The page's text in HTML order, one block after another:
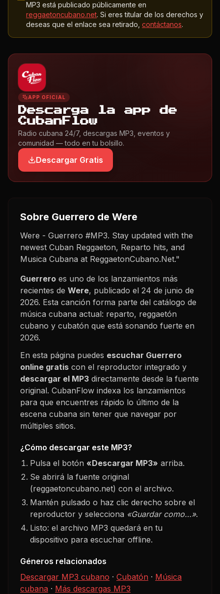
MP3 está publicado públicamente en
reggaetoncubano.net. Si eres titular de los derechos y
deseas que el enlace sea retirado, contáctanos.
APP OFICIAL
Descarga la app de
CubanFlow
Radio cubana 24/7, descargas MP3, eventos y
comunidad — todo en tu bolsillo.
Descargar Gratis
Sobre Guerrero de Were
Were - Guerrero #MP3. Stay updated with the
newest Cuban Reggaeton, Reparto hits, and
Musica Cubana at ReggaetonCubano.Net."
Guerrero es uno de los lanzamientos más
recientes de Were, publicado el 24 de junio de
2026. Esta canción forma parte del catálogo de
música cubana actual: reparto, reggaetón
cubano y cubatón que está sonando fuerte en
2026.
En esta página puedes escuchar Guerrero
online gratis con el reproductor integrado y
descargar el MP3 directamente desde la fuente
original. CubanFlow indexa los lanzamientos
para que encuentres rápido lo último de la
escena cubana sin tener que navegar por
múltiples sitios.
¿Cómo descargar este MP3?
Pulsa el botón «Descargar MP3» arriba.
Se abrirá la fuente original
(reggaetoncubano.net) con el archivo.
Mantén pulsado o haz clic derecho sobre el
reproductor y selecciona «Guardar como…».
Listo: el archivo MP3 quedará en tu
dispositivo para escuchar offline.
Géneros relacionados
Descargar MP3 cubano · Cubatón · Música
cubana · Más descargas MP3